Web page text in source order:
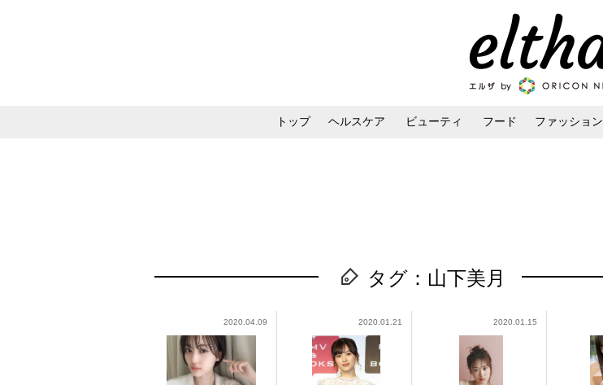
トップ ヘルスケア ビューティ フード ファッション
タグ：山下美月
2020.04.09 2020.01.21 2020.01.15